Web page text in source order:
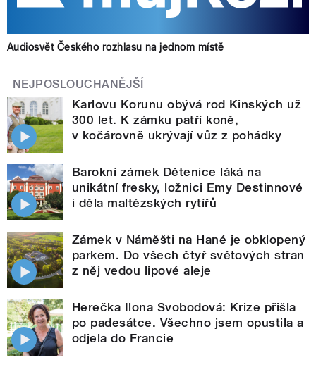
Audiosvět Českého rozhlasu na jednom místě
NEJPOSLOUCHANĚJŠÍ
Karlovu Korunu obývá rod Kinských už
300 let. K zámku patří koně,
v kočárovně ukrývají vůz z pohádky
Barokní zámek Dětenice láká na
unikátní fresky, ložnici Emy Destinnové
i děla maltézských rytířů
Zámek v Náměšti na Hané je obklopený
parkem. Do všech čtyř světových stran
z něj vedou lipové aleje
Herečka Ilona Svobodová: Krize přišla
po padesátce. Všechno jsem opustila a
odjela do Francie